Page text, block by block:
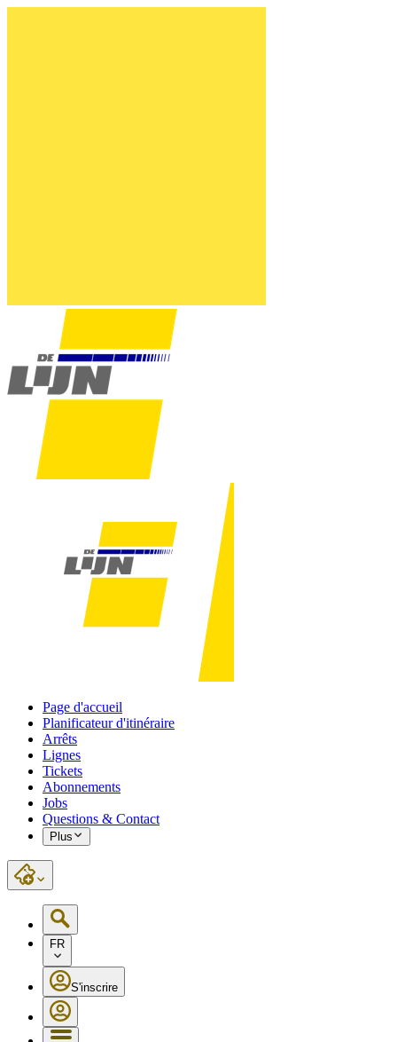
Page d'accueil
Planificateur d'itinéraire
Arrêts
Lignes
Tickets
Abonnements
Jobs
Questions & Contact
Plus
FR
S'inscrire